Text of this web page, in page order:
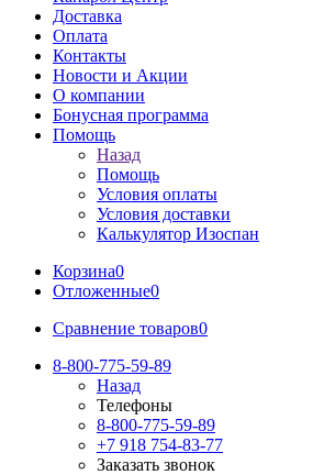
Доставка
Оплата
Контакты
Новости и Акции
О компании
Бонусная программа
Помощь
Назад
Помощь
Условия оплаты
Условия доставки
Калькулятор Изоспан
Корзина0
Отложенные0
Сравнение товаров0
8-800-775-59-89
Назад
Телефоны
8-800-775-59-89
+7 918 754-83-77
Заказать звонок